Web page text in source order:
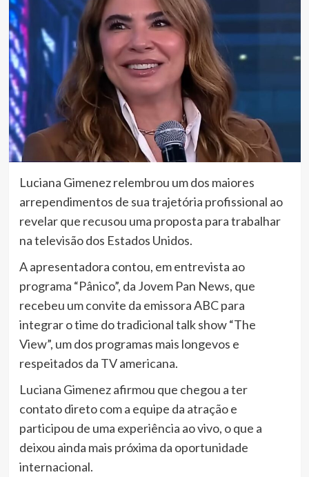
Luciana Gimenez relembrou um dos maiores
arrependimentos de sua trajetória profissional ao
revelar que recusou uma proposta para trabalhar
na televisão dos Estados Unidos.
A apresentadora contou, em entrevista ao
programa “Pânico”, da Jovem Pan News, que
recebeu um convite da emissora ABC para
integrar o time do tradicional talk show “The
View”, um dos programas mais longevos e
respeitados da TV americana.
Luciana Gimenez afirmou que chegou a ter
contato direto com a equipe da atração e
participou de uma experiência ao vivo, o que a
deixou ainda mais próxima da oportunidade
internacional.